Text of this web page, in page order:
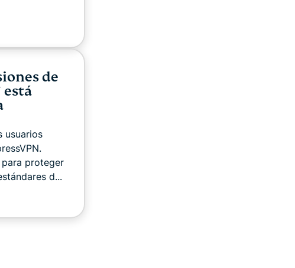
de
está
usuarios
proteger
d...